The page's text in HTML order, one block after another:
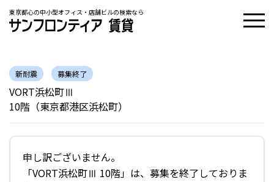
東京都心の中小型オフィス・店舗ビルの検索なら
新耐震 募集終了
VORT浜松町Ⅲ
10階（東京都港区浜松町）
申し訳ございません。
「VORT浜松町Ⅲ 10階」は、募集を終了しておりま